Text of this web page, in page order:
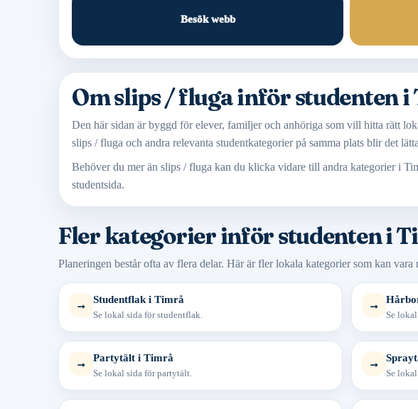
Besök webb
Om slips / fluga inför studenten
Den här sidan är byggd för elever, familjer och anhöriga som vill hitta rätt
slips / fluga och andra relevanta studentkategorier på samma plats blir det
Behöver du mer än slips / fluga kan du klicka vidare till andra kategorier i
studentsida.
Fler kategorier inför studenten i
Planeringen består ofta av flera delar. Här är fler lokala kategorier som kan vara
→ Studentflak i Timrå
Se lokal sida för studentflak.
→
Se
→ Partytält i Timrå
Se lokal sida för partytält.
→
Se